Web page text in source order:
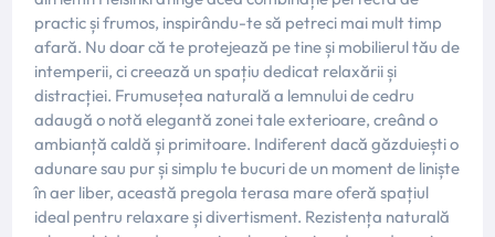
practic și frumos, inspirându-te să petreci mai mult timp
afară. Nu doar că te protejează pe tine și mobilierul tău de
intemperii, ci creează un spațiu dedicat relaxării și
distracției. Frumusețea naturală a lemnului de cedru
adaugă o notă elegantă zonei tale exterioare, creând o
ambianță caldă și primitoare. Indiferent dacă găzduiești o
adunare sau pur și simplu te bucuri de un moment de liniște
în aer liber, această pregola terasa mare oferă spațiul
ideal pentru relaxare și divertisment. Rezistența naturală